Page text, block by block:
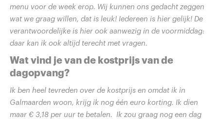
menu voor de week erop. Wij kunnen ons gedacht zeggen
wat we graag willen, dat is leuk! Iedereen is hier gelijk! De
verantwoordelijke is hier ook aanwezig in de voormiddag:
daar kan ik ook altijd terecht met vragen.
Wat vind je van de kostprijs van de
dagopvang?
Ik ben heel tevreden over de kostprijs en omdat ik in
Galmaarden woon, krijg ik nog één euro korting. Ik dien
maar € 3,18 per uur te betalen. Ik zou graag nog een dag